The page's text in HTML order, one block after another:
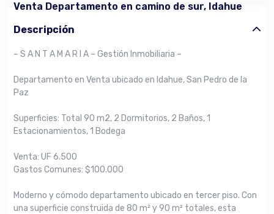
Venta Departamento en camino de sur, Idahue
Descripción
– S A N T A M A R I A – Gestión Inmobiliaria –
Departamento en Venta ubicado en Idahue, San Pedro de la
Paz
Superficies: Total 90 m2, 2 Dormitorios, 2 Baños, 1
Estacionamientos, 1 Bodega
Venta: UF 6.500
Gastos Comunes: $100.000
Moderno y cómodo departamento ubicado en tercer piso. Con
una superficie construida de 80 m² y 90 m² totales, esta